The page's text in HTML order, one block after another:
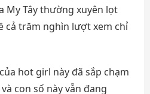
My Tây thường xuyên lọt
cả trăm nghìn lượt xem chỉ
hot girl này đã sắp chạm
con số này vẫn đang